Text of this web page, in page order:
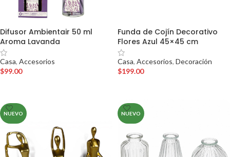
Difusor Ambientair 50 ml
Aroma Lavanda
Casa, Accesorios
$99.00
Funda de Cojín Decorativo
Flores Azul 45×45 cm
Casa, Accesorios, Decoración
$199.00
NUEVO NUEVO